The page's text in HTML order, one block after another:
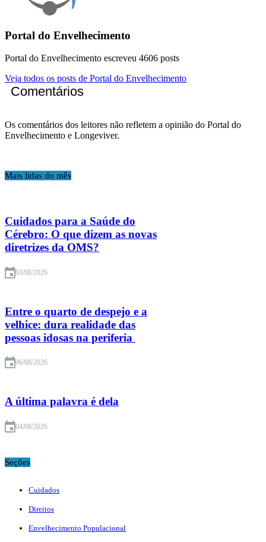
Portal do Envelhecimento
Portal do Envelhecimento escreveu 4606 posts
Veja todos os posts de Portal do Envelhecimento
Comentários
Os comentários dos leitores não refletem a opinião do Portal do
Envelhecimento e Longeviver.
Mais lidas do mês
Cuidados para a Saúde do
Cérebro: O que dizem as novas
diretrizes da OMS?
03/08/2026
Entre o quarto de despejo e a
velhice: dura realidade das
pessoas idosas na periferia
06/08/2026
A última palavra é dela
04/08/2026
Seções
Cuidados
Direitos
Envelhecimento Populacional